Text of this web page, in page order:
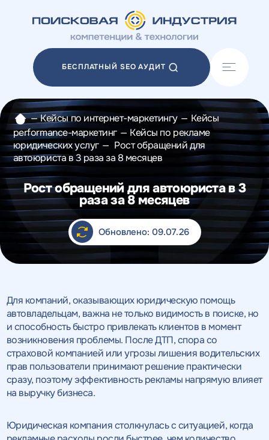
БЕСПЛАТНЫЙ SEO АУДИТ
Акции
Отзывы
Разработка сайтов
Разработка прототипов
Разработка контента
Реклама у блогеров
Веб-аналитика
— Кейсы по интернет-маркетингу — Кейсы
performance-маркетинг — Кейсы по рекламе
юридических услуг — Рост обращений для
автоюриста в 3 раза за 8 месяцев
Рост обращений для автоюриста в 3
раза за 8 месяцев
Обновлено: 09.07.26
Для компаний, оказывающих юридическую помощь
автовладельцам, важна не только видимость в поиске, но
и способность быстро привлекать клиентов в момент
возникновения проблемы. После ДТП, спора со
страховой компанией или угрозы лишения водительских
прав пользователи принимают решение практически
сразу, поэтому эффективность рекламы напрямую влияет
на выручку бизнеса.
Юридическая компания столкнулась с ситуацией, когда